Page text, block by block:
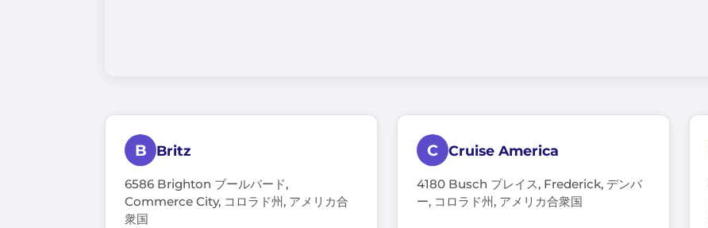
B Britz
6586 Brighton ブールバード,
Commerce City, コロラド州, アメリカ合
衆国
C Cruise America
4180 Busch プレイス, Frederick, デンバ
ー, コロラド州, アメリカ合衆国